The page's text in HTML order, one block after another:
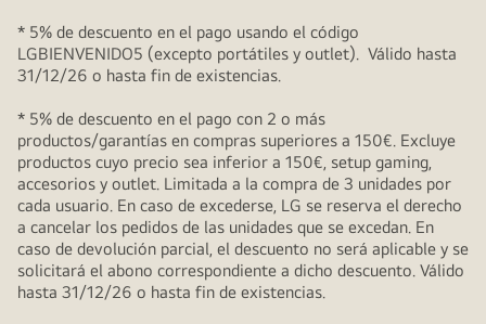
* 5% de descuento en el pago usando el código
LGBIENVENIDO5 (excepto portátiles y outlet). Válido hasta
31/12/26 o hasta fin de existencias.
* 5% de descuento en el pago con 2 o más
productos/garantías en compras superiores a 150€. Excluye
productos cuyo precio sea inferior a 150€, setup gaming,
accesorios y outlet. Limitada a la compra de 3 unidades por
cada usuario. En caso de excederse, LG se reserva el derecho
a cancelar los pedidos de las unidades que se excedan. En
caso de devolución parcial, el descuento no será aplicable y se
solicitará el abono correspondiente a dicho descuento. Válido
hasta 31/12/26 o hasta fin de existencias.